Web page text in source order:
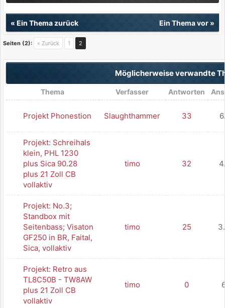
« Ein Thema zurück Ein Thema vor»
Seiten (2): « Zurück 1 2
Möglicherweise verwandte
Thema Verfasser Antworten
Projekt Phonestion Slaughthammer 33
Projekt: Schreihals
klein, PHL 1230
plus Sica 90.28
plus 21 Zoll CB
vollaktiv
timo 32
Projekt: No.3;
Standbox mit
Seitenbass; Visaton
GF250 in BR, Faital,
Sica, vollaktiv
timo 25
Projekt: Retro aus
TL8C50B - TW8AW
plus 21 Zoll CB
vollaktiv
timo 0